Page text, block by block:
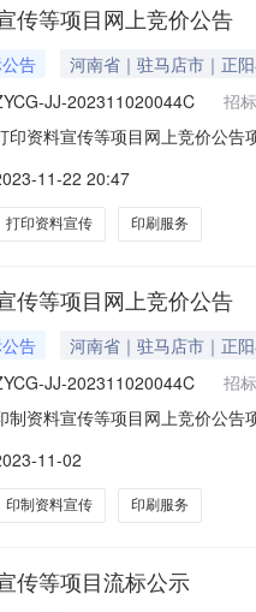
传等项目网上竞价公告
告 河南省｜驻马店市｜正
JJ-202311020044C 招
印资料宣传等项目网上竞价公告
小计￥13000.00元规格参数：
11-22 20:47
打印资料宣传 印刷服务
传等项目网上竞价公告
告 河南省｜驻马店市｜正
JJ-202311020044C 招
制资料宣传等项目网上竞价公
小计￥13000.00元规格参数：
11-02
印制资料宣传 印刷服务
传等项目流标公示